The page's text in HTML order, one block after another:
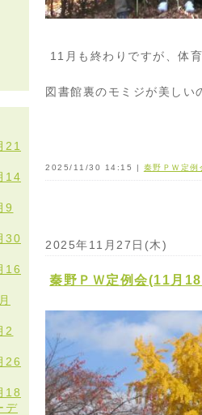
21
14
9
30
16
2
26
18
デ
11月も終わりですが、体
図書館裏のモミジが美し
2025/11/30 14:15 | 秦野ＰＷ定例
2025年11月27日(木)
秦野ＰＷ定例会(11月